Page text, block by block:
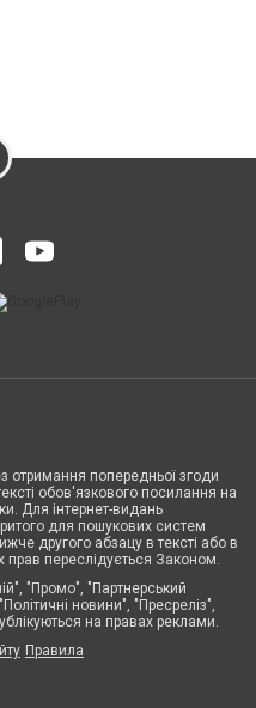
отримання попередньої згоди
обов'язкового посилання на
Для інтернет-видань
для пошукових систем
другого абзацу в тексті або в
переслідується Законом.
"Промо", "Партнерський
новини", "Пресреліз",
на правах реклами.
Правила